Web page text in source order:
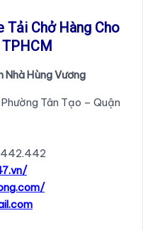
Tải Chở Hàng Cho
Nhà Hùng Vương
Tân Tạo – Quận